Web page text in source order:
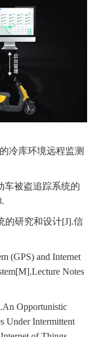
冷库环境远程监测
车被盗追踪系统的
的研究和设计[J].信
(GPS) and Internet
Notes
Opportunistic
Under Intermittent